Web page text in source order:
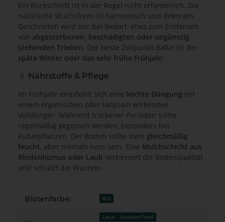
Ein Rückschnitt ist in der Regel nicht erforderlich. Die
natürliche Wuchsform ist harmonisch und dekorativ.
Geschnitten wird nur bei Bedarf, etwa zum Entfernen
von abgestorbenen, beschädigten oder ungünstig
stehenden Trieben. Der beste Zeitpunkt dafür ist der
späte Winter oder das sehr frühe Frühjahr.
💧 Nährstoffe & Pflege
Im Frühjahr empfiehlt sich eine leichte Düngung mit
einem organischen oder langsam wirkenden
Volldünger. Während trockener Perioden sollte
regelmäßig gegossen werden, besonders bei
Kübelpflanzen. Der Boden sollte stets gleichmäßig
feucht, aber niemals nass sein. Eine Mulchschicht aus
Rindenhumus oder Laub verbessert die Bodenqualität
und schützt die Wurzeln.
Produkteigenschaft
Wert
Blütenfarbe: Rot
Laub - laubwerfend